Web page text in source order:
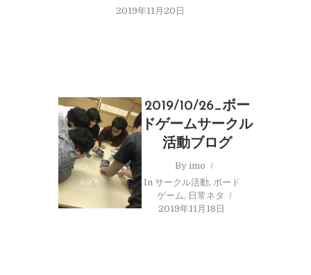
2019年11月20日
2019/10/26_ボー
ドゲームサークル
活動ブログ
By imo
In サークル活動, ボード
ゲーム, 日常ネタ
2019年11月18日